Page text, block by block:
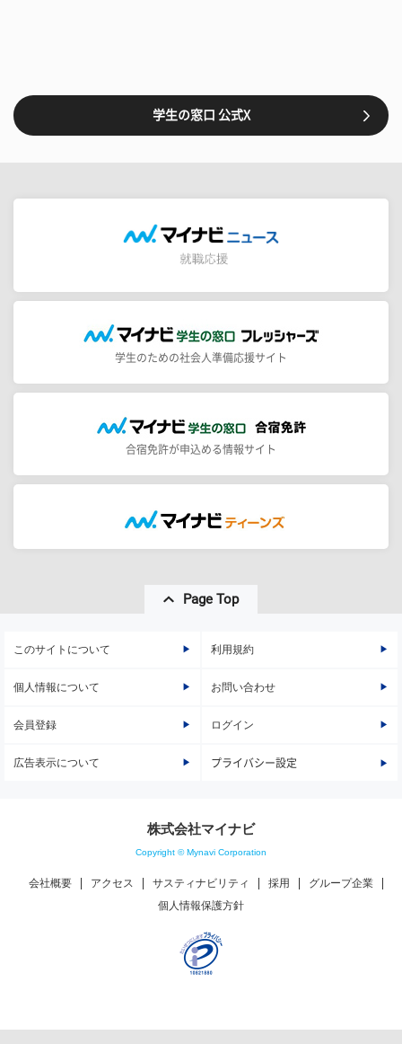
学生の窓口 公式X
学生のための社会人準備応援サイト
合宿免許が申込める情報サイト
Page Top
このサイトについて 利用規約
個人情報について お問い合わせ
会員登録 ログイン
広告表示について プライバシー設定
株式会社マイナビ
Copyright © Mynavi Corporation
会社概要 アクセス サスティナビリティ 採用
グループ企業
個人情報保護方針